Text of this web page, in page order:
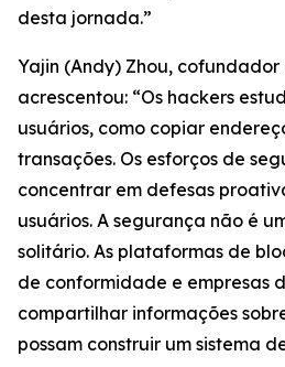
desta jornada.”
Yajin (Andy) Zhou, cofundador
acrescentou: “Os hackers
usuários, como copiar
transações. Os esforços de
concentrar em defesas
usuários. A segurança não é
solitário. As plataformas de
de conformidade e empresas
compartilhar informações
possam construir um sistema